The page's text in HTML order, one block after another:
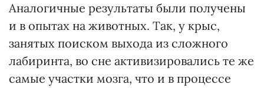
Аналогичные результаты были получены
и в опытах на животных. Так, у крыс,
занятых поиском выхода из сложного
лабиринта, во сне активизировались те же
самые участки мозга, что и в процессе